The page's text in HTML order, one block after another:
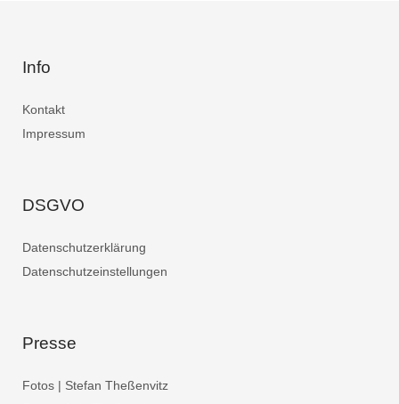
Info
Kontakt
Impressum
DSGVO
Datenschutzerklärung
Datenschutzeinstellungen
Presse
Fotos | Stefan Theßenvitz